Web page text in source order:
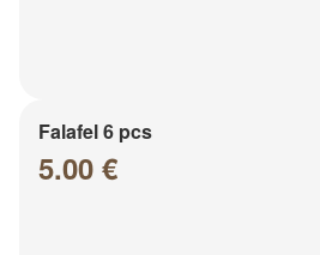
Falafel 6 pcs
5.00 €